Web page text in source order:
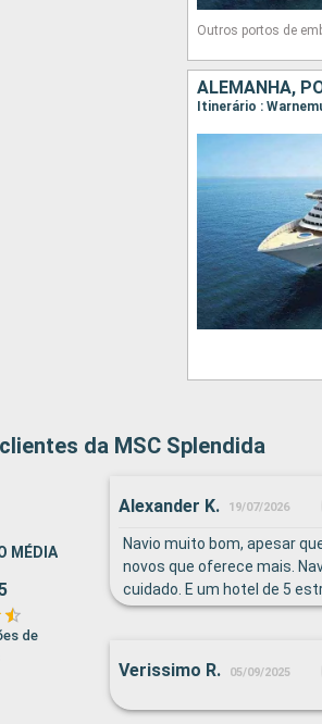
Outros portos de
ALEMANHA,
Itinerário :
da MSC Splendida
MÉDIA
de
Alexander K. 19/07/2026
Navio muito bom, apesar
novos que oferece mais.
cuidado. E um hotel de 5
Verissimo R. 05/09/2025